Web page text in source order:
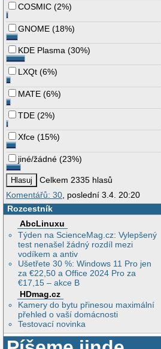
COSMIC (2%)
GNOME (18%)
KDE Plasma (30%)
LXQt (6%)
MATE (6%)
TDE (2%)
Xfce (15%)
jiné/žádné (23%)
Celkem 2335 hlasů
Komentářů: 30, poslední 3.4. 20:20
Rozcestník
AbcLinuxu
Týden na ScienceMag.cz: Vylepšený
test nenašel žádný rozdíl mezi
vodíkem a antiv
Ušetřete 30 %: Windows 11 Pro jen
za €22,50 a Office 2024 Pro za
€17,15 – akce B
HDmag.cz
Kamery do bytu přinesou maximální
přehled o vaší domácnosti
Testovací novinka